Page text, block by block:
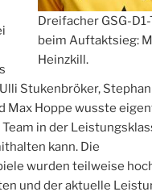
Dreifacher GSG-
beim Auftaktsieg:
Heinzkill.
Stukenbröker, Stephan
Max Hoppe wusste
Team in der
kann. Die
wurden teilweise
und der aktuelle